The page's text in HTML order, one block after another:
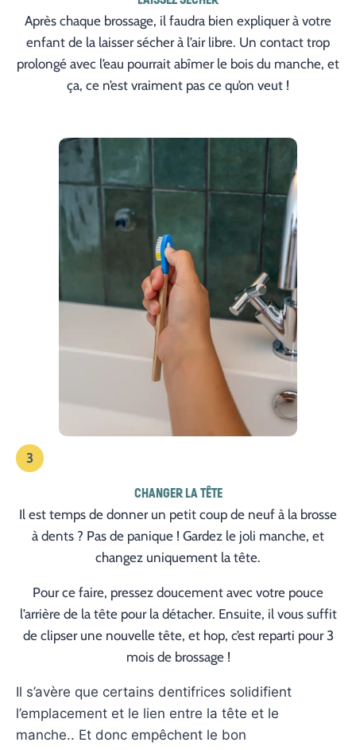
Après chaque brossage, il faudra bien expliquer à votre
enfant de la laisser sécher à l’air libre. Un contact trop
prolongé avec l’eau pourrait abîmer le bois du manche, et
ça, ce n’est vraiment pas ce qu’on veut !
3
CHANGER LA TÊTE
Il est temps de donner un petit coup de neuf à la brosse
à dents ? Pas de panique ! Gardez le joli manche, et
changez uniquement la tête.
Pour ce faire, pressez doucement avec votre pouce
l’arrière de la tête pour la détacher. Ensuite, il vous suffit
de clipser une nouvelle tête, et hop, c’est reparti pour 3
mois de brossage !
Il s’avère que certains dentifrices solidifient
l’emplacement et le lien entre la tête et le
manche.. Et donc empêchent le bon